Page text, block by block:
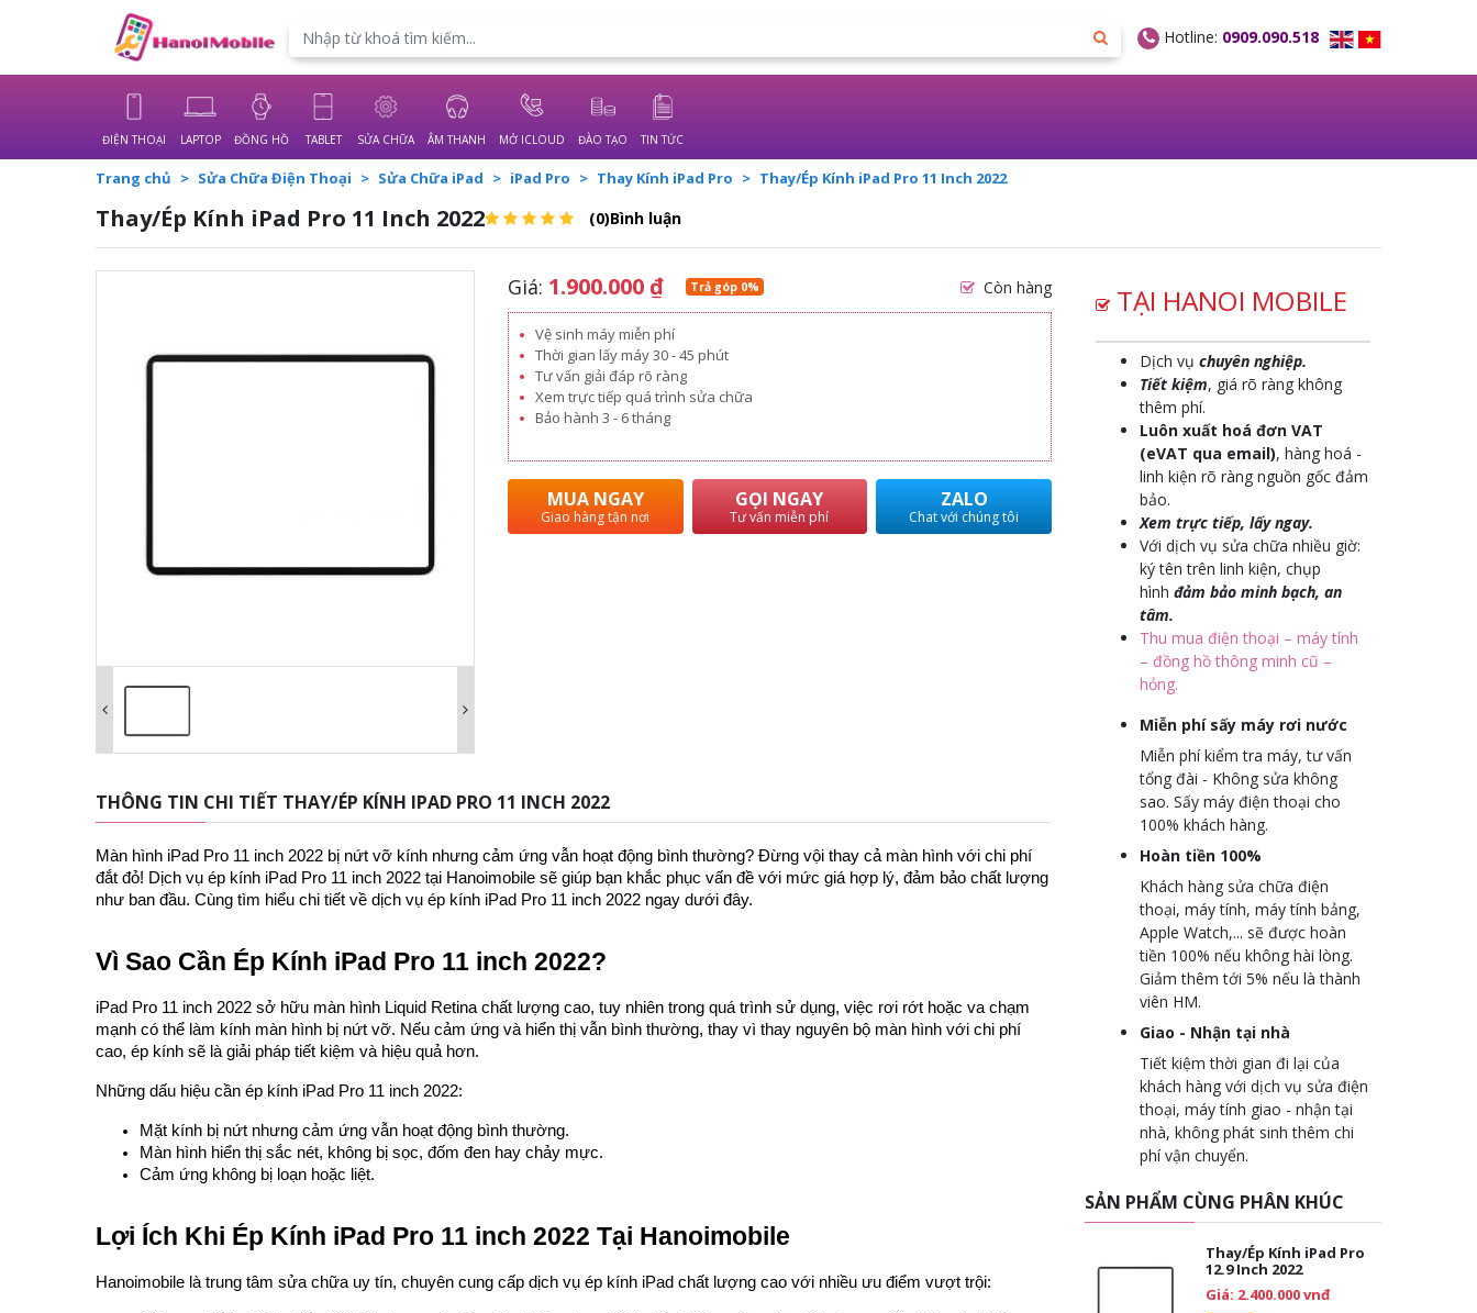
Translate Hotline: 0909.090.518
ĐIỆN THOẠI LAPTOP ĐỒNG HỒ TABLET SỬA CHỮA ÂM THANH MỞ ICLOUD ĐÀO TẠO TIN TỨC
Trang chủ Sửa Chữa Điện Thoại Sửa Chữa iPad iPad Pro Thay Kính iPad Pro Thay/Ép Kính iPad Pro 11 Inch 2022
Thay/Ép Kính iPad Pro 11 Inch 2022 (0)Bình luận
Giá: 1.900.000 ₫ Trả góp 0% Còn hàng
Vệ sinh máy miễn phí
Thời gian lấy máy 30 - 45 phút
Tư vấn giải đáp rõ ràng
Xem trực tiếp quá trình sửa chữa
Bảo hành 3 - 6 tháng
MUA NGAY
Giao hàng tận nơi
GỌI NGAY
Tư vấn miễn phí
ZALO
Chat với chúng tôi
THÔNG TIN CHI TIẾT THAY/ÉP KÍNH IPAD PRO 11 INCH 2022
Màn hình iPad Pro 11 inch 2022 bị nứt vỡ kính nhưng cảm ứng vẫn hoạt động bình thường? Đừng vội thay cả màn hình với chi phí
đắt đỏ! Dịch vụ ép kính iPad Pro 11 inch 2022 tại Hanoimobile sẽ giúp bạn khắc phục vấn đề với mức giá hợp lý, đảm bảo chất lượng
như ban đầu. Cùng tìm hiểu chi tiết về dịch vụ ép kính iPad Pro 11 inch 2022 ngay dưới đây.
Vì Sao Cần Ép Kính iPad Pro 11 inch 2022?
iPad Pro 11 inch 2022 sở hữu màn hình Liquid Retina chất lượng cao, tuy nhiên trong quá trình sử dụng, việc rơi rớt hoặc va chạm
mạnh có thể làm kính màn hình bị nứt vỡ. Nếu cảm ứng và hiển thị vẫn bình thường, thay vì thay nguyên bộ màn hình với chi phí
cao, ép kính sẽ là giải pháp tiết kiệm và hiệu quả hơn.
Những dấu hiệu cần ép kính iPad Pro 11 inch 2022:
Mặt kính bị nứt nhưng cảm ứng vẫn hoạt động bình thường.
Màn hình hiển thị sắc nét, không bị sọc, đốm đen hay chảy mực.
Cảm ứng không bị loạn hoặc liệt.
Lợi Ích Khi Ép Kính iPad Pro 11 inch 2022 Tại Hanoimobile
Hanoimobile là trung tâm sửa chữa uy tín, chuyên cung cấp dịch vụ ép kính iPad chất lượng cao với nhiều ưu điểm vượt trội:
TẠI HANOI MOBILE
Dịch vụ chuyên nghiệp.
Tiết kiệm, giá rõ ràng không
thêm phí.
Luôn xuất hoá đơn VAT
(eVAT qua email), hàng hoá -
linh kiện rõ ràng nguồn gốc đảm
bảo.
Xem trực tiếp, lấy ngay.
Với dịch vụ sửa chữa nhiều giờ:
ký tên trên linh kiện, chụp
hình đảm bảo minh bạch, an
tâm.
Thu mua điện thoại – máy tính
– đồng hồ thông minh cũ –
hỏng.
Miễn phí sấy máy rơi nước
Miễn phí kiểm tra máy, tư vấn
tổng đài - Không sửa không
sao. Sấy máy điện thoại cho
100% khách hàng.
Hoàn tiền 100%
Khách hàng sửa chữa điện
thoại, máy tính, máy tính bảng,
Apple Watch,... sẽ được hoàn
tiền 100% nếu không hài lòng.
Giảm thêm tới 5% nếu là thành
viên HM.
Giao - Nhận tại nhà
Tiết kiệm thời gian đi lại của
khách hàng với dịch vụ sửa điện
thoại, máy tính giao - nhận tại
nhà, không phát sinh thêm chi
phí vận chuyển.
SẢN PHẨM CÙNG PHÂN KHÚC
Thay/Ép Kính iPad Pro
12.9 Inch 2022
Giá: 2.400.000 vnđ